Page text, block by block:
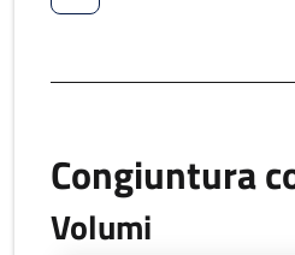
Congiuntura
Volumi